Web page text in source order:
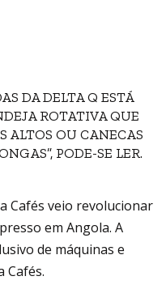
DA DELTA Q ESTÁ
ROTATIVA QUE
ALTOS OU CANECAS
PODE-SE LER.
Cafés veio revolucionar
em Angola. A
de máquinas e
Cafés.